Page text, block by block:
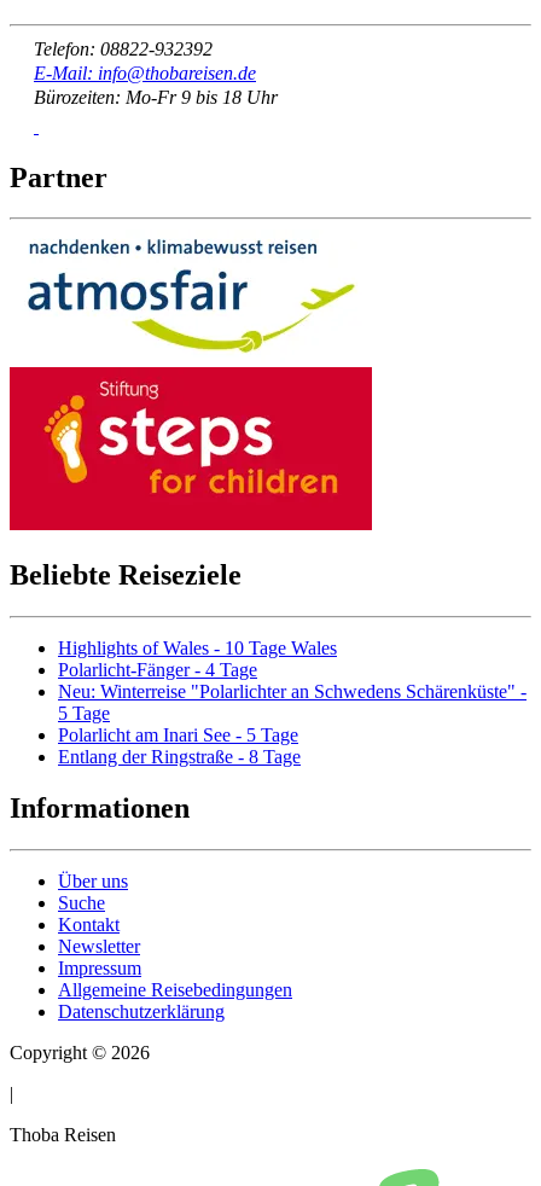
Telefon: 08822-932392
E-Mail: info@thobareisen.de
Bürozeiten: Mo-Fr 9 bis 18 Uhr
Partner
Beliebte Reiseziele
Highlights of Wales - 10 Tage Wales
Polarlicht-Fänger - 4 Tage
Neu: Winterreise "Polarlichter an Schwedens Schärenküste" -
5 Tage
Polarlicht am Inari See - 5 Tage
Entlang der Ringstraße - 8 Tage
Informationen
Über uns
Suche
Kontakt
Newsletter
Impressum
Allgemeine Reisebedingungen
Datenschutzerklärung
Copyright © 2026
|
Thoba Reisen